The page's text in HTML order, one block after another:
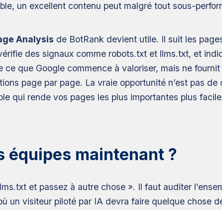
un excellent contenu peut malgré tout sous-
Analysis de BotRank devient utile. Il suit les
des signaux comme robots.txt et llms.txt, et
ce que Google commence à valoriser, mais ne
page par page. La vraie opportunité n’est pas
qui rende vos pages les plus importantes plus
équipes maintenant ?
et passez à autre chose ». Il faut auditer
un visiteur piloté par IA devra faire quelque chose